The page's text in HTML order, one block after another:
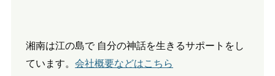
湘南は江の島で 自分の神話を生きるサポートをし
ています。会社概要などはこちら